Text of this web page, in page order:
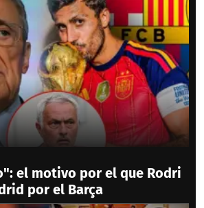
el motivo por el que Rodri
por el Barça